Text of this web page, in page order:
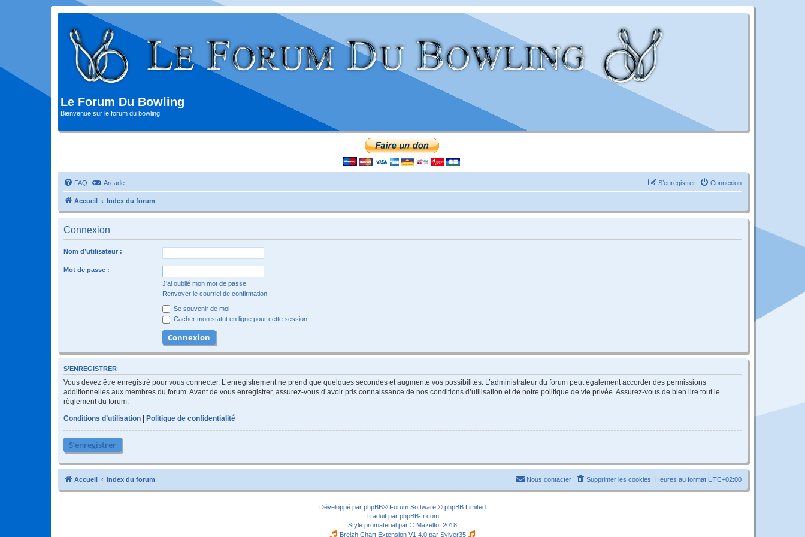
Le Forum Du Bowling
Bienvenue sur le forum du bowling
FAQ Arcade Connexion
S’enregistrer
Accueil Index du forum
Connexion
Nom d’utilisateur :
Mot de passe :
J’ai oublié mon mot de passe
Renvoyer le courriel de confirmation
Se souvenir de moi
Cacher mon statut en ligne pour cette session
S’ENREGISTRER
Vous devez être enregistré pour vous connecter. L’enregistrement ne prend que quelques secondes et augmente vos possibilités. L’administrateur du forum peut également accorder des permissions
additionnelles aux membres du forum. Avant de vous enregistrer, assurez-vous d’avoir pris connaissance de nos conditions d’utilisation et de notre politique de vie privée. Assurez-vous de bien lire tout le
règlement du forum.
Conditions d’utilisation
Politique de confidentialité
S’enregistrer
Accueil Index du forum Heures au format UTC+02:00
Supprimer les cookies
Nous contacter
Développé par phpBB® Forum Software © phpBB Limited
Traduit par phpBB-fr.com
Style promaterial par © Mazeltof 2018
Breizh Chart Extension V1.4.0 par Sylver35